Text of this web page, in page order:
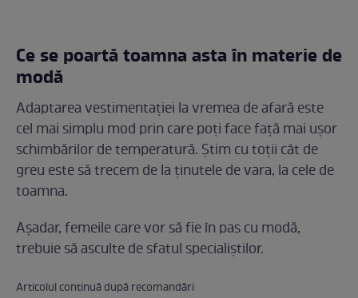
Ce se poartă toamna asta în materie de
modă
Adaptarea vestimentaţiei la vremea de afară este
cel mai simplu mod prin care poţi face faţă mai uşor
schimbărilor de temperatură. Știm cu toții cât de
greu este să trecem de la ținutele de vara, la cele de
toamna.
Așadar, femeile care vor să fie în pas cu modă,
trebuie să asculte de sfatul specialiștilor.
Articolul continuă după recomandări